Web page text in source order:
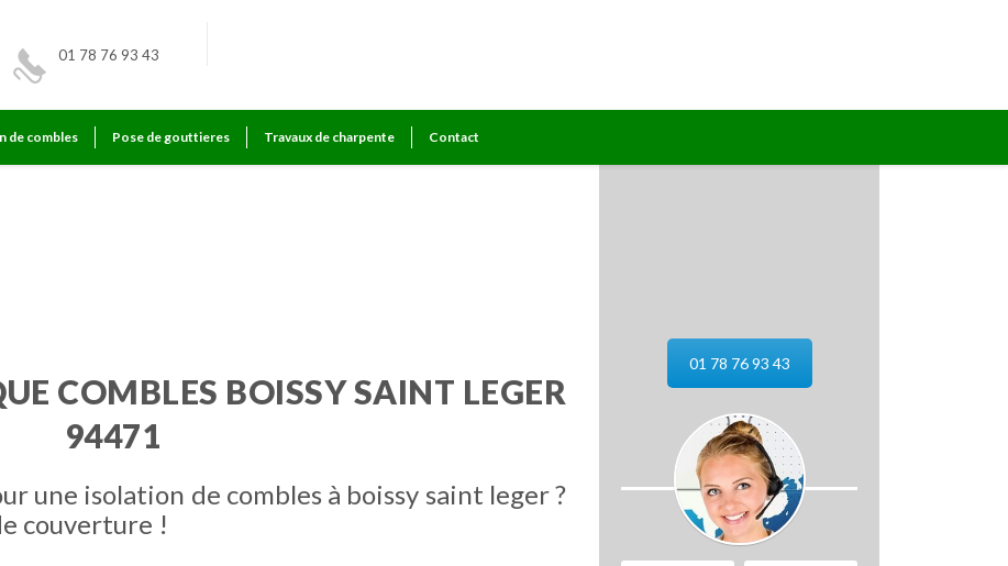
01 78 76 93 43
de combles Pose de gouttieres Travaux de charpente Contact
COMBLES BOISSY SAINT LEGER
94471
une isolation de combles à boissy saint leger ?
couverture !
01 78 76 93 43